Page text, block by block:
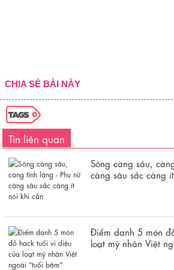
CHIA SẺ BÀI NÀY
Tin liên quan
Sông càng sâu,
càng sâu sắc càng
Điểm danh 5 món
loạt mỹ nhân Việt